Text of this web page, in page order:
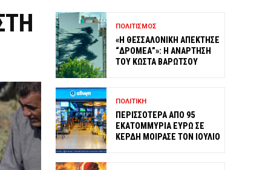
ΠΟΛΙΤΙΣΜΟΣ
«Η ΘΕΣΣΑΛΟΝΙΚΗ ΑΠΕΚΤΗΣΕ
“ΔΡΟΜΕΑ”»: Η ΑΝΑΡΤΗΣΗ
ΤΟΥ ΚΩΣΤΑ ΒΑΡΩΤΣΟΥ
ΠΟΛΙΤΙΚΗ
ΠΕΡΙΣΣΟΤΕΡΑ ΑΠΟ 95
ΕΚΑΤΟΜΜΥΡΙΑ ΕΥΡΩ ΣΕ
ΚΕΡΔΗ ΜΟΙΡΑΣΕ ΤΟΝ ΙΟΥΛΙΟ